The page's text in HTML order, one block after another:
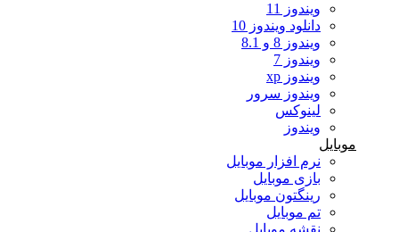
ویندوز 11
دانلود ویندوز 10
ویندوز 8 و 8.1
ویندوز 7
ویندوز xp
ویندوز سرور
لینوکس
ویندوز
موبایل
نرم افزار موبایل
بازی موبایل
رینگتون موبایل
تم موبایل
نقشه موبایل